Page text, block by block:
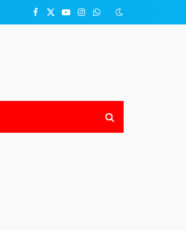
Facebook
X
YouTubeInstagram
WhatsApp